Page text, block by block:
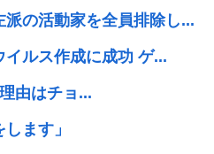
の活動家を全員排除し...
イルス作成に成功 ゲ...
由はチョ...
ます」